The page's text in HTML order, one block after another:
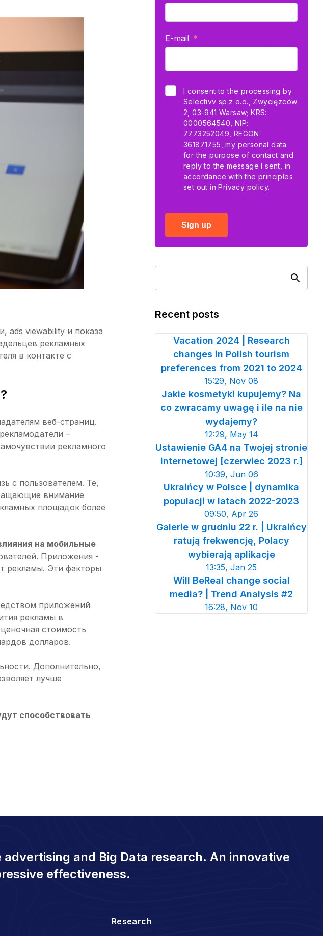
ads viewability и показа
рекламных
в контакте с
веб-страниц.
–
рекламного
с пользователем. Те,
внимание
площадок более
на мобильные
Приложения -
рекламы. Эти факторы
приложений
рекламы в
стоимость
долларов.
Дополнительно,
лучше
способствовать
E-mail
I consent to the processing by
Selectivv sp.z o.o., Zwycięzców
2, 03-941 Warsaw; KRS:
0000564540, NIP:
7773252049, REGON:
361871755, my personal data
for the purpose of contact and
reply to the message I sent, in
accordance with the principles
set out inPrivacy policy.
Sign up
Recent posts
Vacation 2024 | Research
changes in Polish tourism
preferences from 2021 to 2024
15:29, Nov 08
Jakie kosmetyki kupujemy? Na
co zwracamy uwagę i ile na nie
wydajemy?
12:29, May 14
Ustawienie GA4 na Twojej stronie
internetowej [czerwiec 2023 r.]
10:39, Jun 06
Ukraińcy w Polsce | dynamika
populacji w latach 2022-2023
09:50, Apr 26
Galerie w grudniu 22 r. | Ukraińcy
ratują frekwencję, Polacy
wybierają aplikacje
13:35, Jan 25
Will BeReal change social
media? | Trend Analysis #2
16:28, Nov 10
advertising and Big Data research. An innovative
effectiveness.
Research